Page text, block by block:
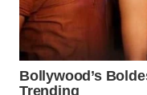
WN
PRIANGAN
TIMUR
WN